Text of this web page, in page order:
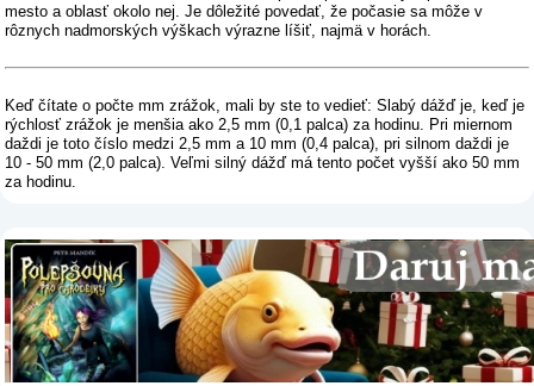
mesto a oblasť okolo nej. Je dôležité povedať, že počasie sa môže v
rôznych nadmorských výškach výrazne líšiť, najmä v horách.
Keď čítate o počte mm zrážok, mali by ste to vedieť: Slabý dážď je, keď je
rýchlosť zrážok je menšia ako 2,5 mm (0,1 palca) za hodinu. Pri miernom
daždi je toto číslo medzi 2,5 mm a 10 mm (0,4 palca), pri silnom daždi je
10 - 50 mm (2,0 palca). Veľmi silný dážď má tento počet vyšší ako 50 mm
za hodinu.